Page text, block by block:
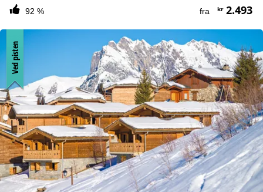
Henvisning til cookies
For et optimalt websted bruger vi cookies til at indsamle
brugsinformationer, som vi, TravelTrex GmbH, også deler med
vores partnere. Der oprettes brugsprofiler baseret på dine
aktiviteter vha. informationer om slutenhed og browser. Disse
brugsprofiler bruges til statistisk analyse, individuelle
produktanbefalinger, individualiseret reklame og måling af
rækkevidde. Vi har brug for dit samtykke til dette (som til enhver
tid kan tilbagekaldes), hvilket også omfatter overførsel af visse
personoplysninger til tredjepartsudbydere i tredjelande uden for
Det Europæiske Økonomiske Samarbejdsområde, såsom Google
eller Microsoft i USA.
92 %
fra kr2.493
Ved pisten